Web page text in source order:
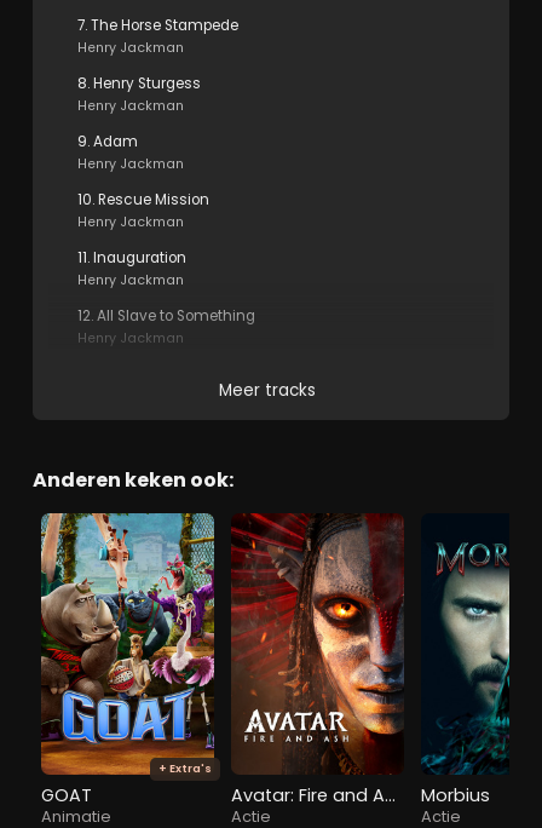
7. The Horse Stampede
Henry Jackman
8. Henry Sturgess
Henry Jackman
9. Adam
Henry Jackman
10. Rescue Mission
Henry Jackman
11. Inauguration
Henry Jackman
12. All Slave to Something
Henry Jackman
Meer tracks
Anderen keken ook:
+ Extra's
GOAT
Animatie
Avatar: Fire and Ash
Actie
Morbius
Actie